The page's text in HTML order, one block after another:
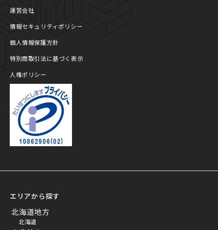
運営会社
情報セキュリティポリシー
個人情報保護方針
特別商取引法に基づく表示
人権ポリシー
エリアから探す
北海道地方
北海道